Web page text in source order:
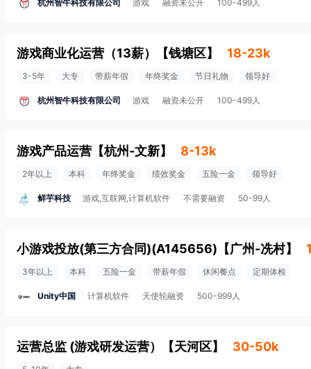
杭州智牛科技有限公司 游戏 融资未公开 100-499人
游戏商业化运营（13薪） 【钱塘区】 18-23k
3-5年 大专 带薪年假 年终奖金 节日礼物 领导好
杭州智牛科技有限公司 游戏 融资未公开 100-499人
游戏产品运营 【杭州-文新】 8-13k
2年以上 本科 年终奖金 绩效奖金 五险一金 领导好
鲜芋科技 游戏,互联网,计算机软件 不需要融资 50-99人
小游戏投放(第三方合同)(A145656) 【广州-冼村】
3年以上 本科 五险一金 带薪年假 休闲餐点 定期体检
Unity中国 计算机软件 天使轮融资 500-999人
运营总监 (游戏研发运营） 【天河区】 30-50k